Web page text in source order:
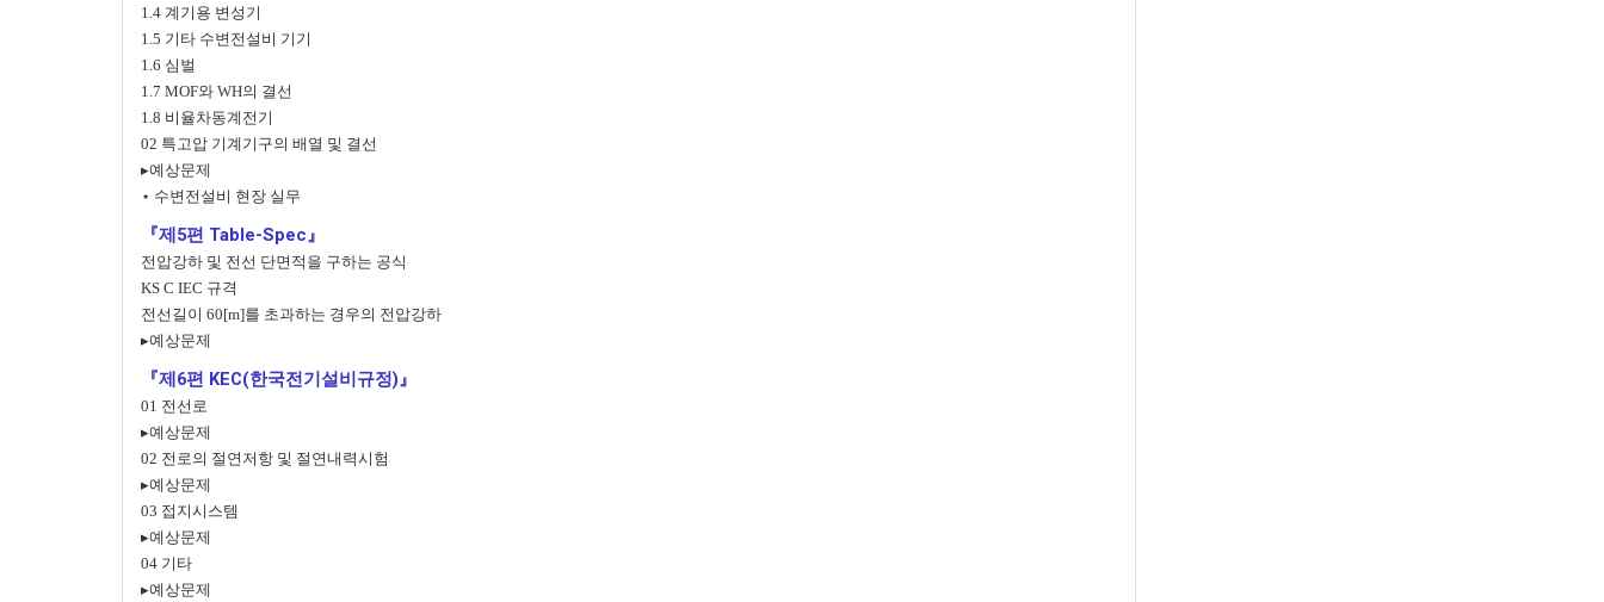
1.4 계기용 변성기
1.5 기타 수변전설비 기기
1.6 심벌
1.7 MOF와 WH의 결선
1.8 비율차동계전기
02 특고압 기계기구의 배열 및 결선
▸예상문제
⋆ 수변전설비 현장 실무
『제5편 Table-Spec』
전압강하 및 전선 단면적을 구하는 공식
KS C IEC 규격
전선길이 60[m]를 초과하는 경우의 전압강하
▸예상문제
『제6편 KEC(한국전기설비규정)』
01 전선로
▸예상문제
02 전로의 절연저항 및 절연내력시험
▸예상문제
03 접지시스템
▸예상문제
04 기타
▸예상문제